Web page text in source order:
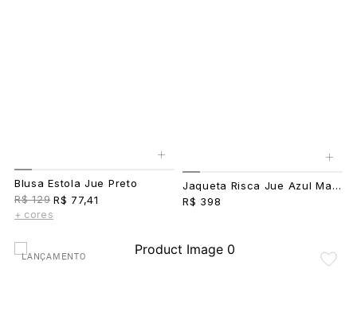
+
Blusa Estola Jue Preto
R$ 129 R$ 77,41
+ cores
+
Jaqueta Risca Jue Azul Marinho
R$ 398
LANÇAMENTO